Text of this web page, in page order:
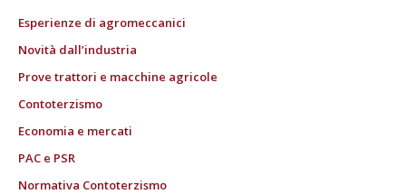
Esperienze di agromeccanici
Novità dall’industria
Prove trattori e macchine agricole
Contoterzismo
Economia e mercati
PAC e PSR
Normativa Contoterzismo